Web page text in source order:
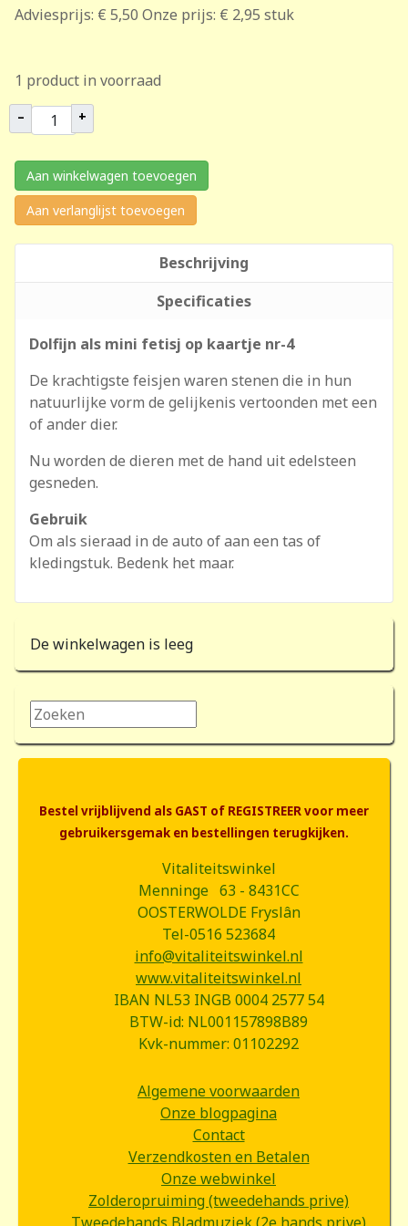
Adviesprijs: € 5,50 Onze prijs: € 2,95 stuk
1 product in voorraad
– +
Aan winkelwagen toevoegen
Aan verlanglijst toevoegen
Beschrijving
Specificaties
Dolfijn als mini fetisj op kaartje nr-4
De krachtigste feisjen waren stenen die in hun
natuurlijke vorm de gelijkenis vertoonden met een
of ander dier.
Nu worden de dieren met de hand uit edelsteen
gesneden.
Gebruik
Om als sieraad in de auto of aan een tas of
kledingstuk. Bedenk het maar.
De winkelwagen is leeg
Zoeken...
Bestel vrijblijvend als GAST of REGISTREER voor meer
gebruikersgemak en bestellingen terugkijken.
Vitaliteitswinkel
Menninge 63 - 8431CC
OOSTERWOLDE Fryslân
Tel-0516 523684
info@vitaliteitswinkel.nl
www.vitaliteitswinkel.nl
IBAN NL53 INGB 0004 2577 54
BTW-id: NL001157898B89
Kvk-nummer: 01102292
Algemene voorwaarden
Onze blogpagina
Contact
Verzendkosten en Betalen
Onze webwinkel
Zolderopruiming (tweedehands prive)